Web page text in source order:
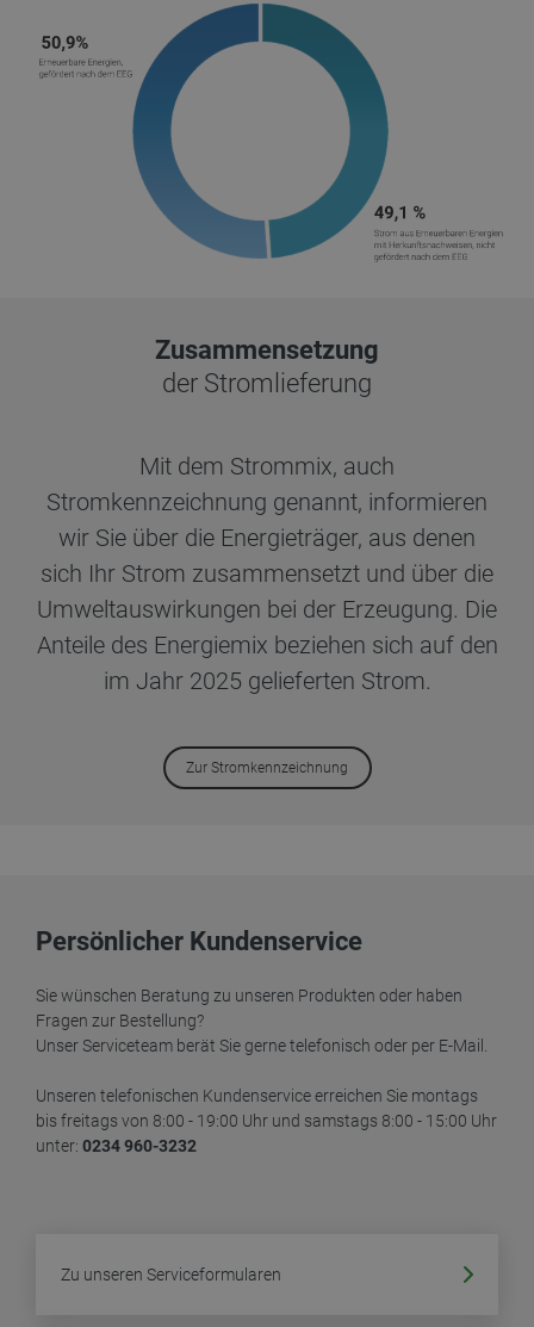
Zusammensetzung
der Stromlieferung
Mit dem Strommix, auch
Stromkennzeichnung genannt, informieren
wir Sie über die Energieträger, aus denen
sich Ihr Strom zusammensetzt und über die
Umweltauswirkungen bei der Erzeugung. Die
Anteile des Energiemix beziehen sich auf den
im Jahr 2025 gelieferten Strom.
Zur Stromkennzeichnung
Persönlicher Kundenservice
Sie wünschen Beratung zu unseren Produkten oder haben
Fragen zur Bestellung?
Unser Serviceteam berät Sie gerne telefonisch oder per E-Mail.
Unseren telefonischen Kundenservice erreichen Sie montags
bis freitags von 8:00 - 19:00 Uhr und samstags 8:00 - 15:00 Uhr
unter: 0234 960-3232
Zu unseren Serviceformularen